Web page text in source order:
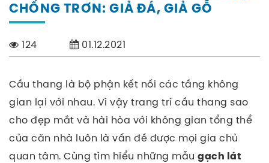
CHỐNG TRƠN: GIẢ ĐÁ, GIẢ GỖ
124 01.12.2021
Cầu thang là bộ phận kết nối các tầng không
gian lại với nhau. Vì vậy trang trí cầu thang sao
cho đẹp mắt và hài hòa với không gian tổng thể
của căn nhà luôn là vấn đề được mọi gia chủ
quan tâm. Cùng tìm hiểu những mẫu gạch lát